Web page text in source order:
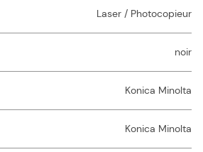
Laser / Photocopieur
noir
Konica Minolta
Konica Minolta